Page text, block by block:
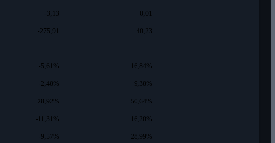
-3,13 0,01
-275,91 40,23
-5,61% 16,84%
-2,48% 9,38%
28,92% 50,64%
-11,31% 16,20%
-9,57% 28,99%